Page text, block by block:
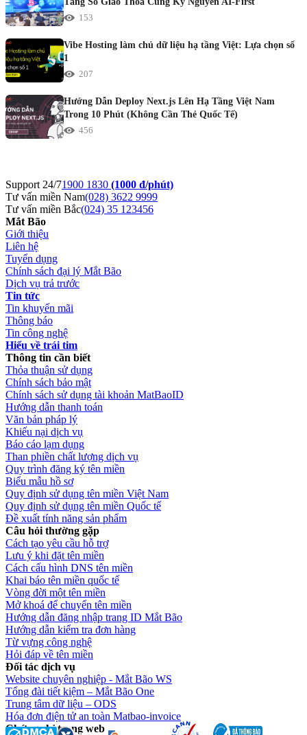
153
Vibe Hosting làm chủ dữ liệu hạ tầng Việt: Lựa chọn số
1
207
Hướng Dẫn Deploy Next.js Lên Hạ Tầng Việt Nam
Trong 10 Phút (Không Cần Thẻ Quốc Tế)
456
Support 24/71900 1830 (1000 đ/phút)
Tư vấn miền Nam(028) 3622 9999
Tư vấn miền Bắc(024) 35 123456
Mắt Bão
Giới thiệu
Liên hệ
Tuyển dụng
Chính sách đại lý Mắt Bão
Dịch vụ trả trước
Tin tức
Tin khuyến mãi
Thông báo
Tin công nghệ
Hiểu về trái tim
Thông tin cần biết
Thỏa thuận sử dụng
Chính sách bảo mật
Chính sách sử dụng tài khoản MatBaoID
Hướng dẫn thanh toán
Văn bản pháp lý
Khiếu nại dịch vụ
Báo cáo lạm dụng
Than phiền chất lượng dịch vụ
Quy trình đăng ký tên miền
Biểu mẫu hồ sơ
Quy định sử dụng tên miền Việt Nam
Quy định sử dụng tên miền Quốc tế
Đề xuất tính năng sản phẩm
Câu hỏi thường gặp
Cách tạo yêu cầu hỗ trợ
Lưu ý khi đặt tên miền
Cách cấu hình DNS tên miền
Khai báo tên miền quốc tế
Vòng đời một tên miền
Mở khoá để chuyển tên miền
Hướng dẫn đăng nhập trang ID Mắt Bão
Hướng dẫn kiểm tra đơn hàng
Từ vựng công nghệ
Hỏi đáp về tên miền
Đối tác dịch vụ
Website chuyên nghiệp - Mắt Bão WS
Tổng đài tiết kiệm – Mắt Bão One
Trung tâm dữ liệu – ODS
Hóa đơn điện tử an toàn Matbao-invoice
Chứng chỉ trang web